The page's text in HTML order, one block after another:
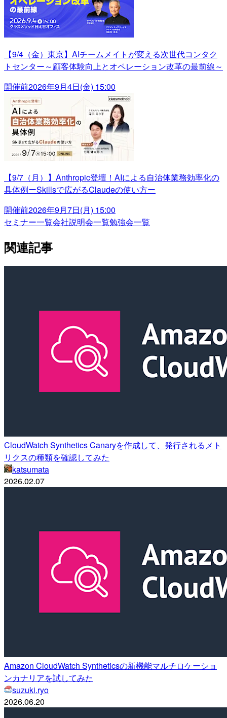
【9/4（金）東京】AIチームメイトが変える次世代コンタク
トセンター～顧客体験向上とオペレーション改革の最前線～
開催前2026年9月4日(金) 15:00
【9/7（月）】Anthropic登壇！AIによる自治体業務効率化の
具体例ーSkillsで広がるClaudeの使い方ー
開催前2026年9月7日(月) 15:00
セミナー一覧会社説明会一覧勉強会一覧
関連記事
CloudWatch Synthetics Canaryを作成して、発行されるメト
リクスの種類を確認してみた
katsumata
2026.02.07
Amazon CloudWatch Syntheticsの新機能マルチロケーショ
ンカナリアを試してみた
suzuki.ryo
2026.06.20